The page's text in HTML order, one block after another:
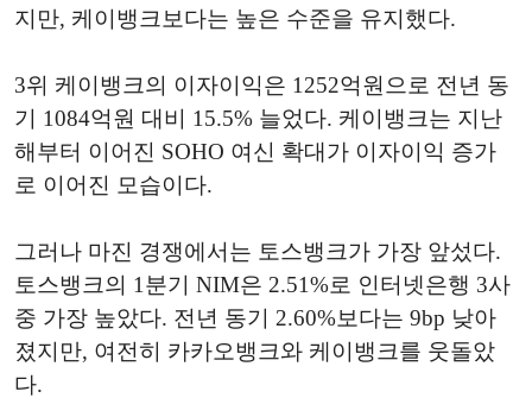
지만, 케이뱅크보다는 높은 수준을 유지했다.
3위 케이뱅크의 이자이익은 1252억원으로 전년 동
기 1084억원 대비 15.5% 늘었다. 케이뱅크는 지난
해부터 이어진 SOHO 여신 확대가 이자이익 증가
로 이어진 모습이다.
그러나 마진 경쟁에서는 토스뱅크가 가장 앞섰다.
토스뱅크의 1분기 NIM은 2.51%로 인터넷은행 3사
중 가장 높았다. 전년 동기 2.60%보다는 9bp 낮아
졌지만, 여전히 카카오뱅크와 케이뱅크를 웃돌았
다.